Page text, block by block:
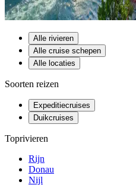
Alle rivieren
Alle cruise schepen
Alle locaties
Soorten reizen
Expeditiecruises
Duikcruises
Toprivieren
Rijn
Donau
Nijl